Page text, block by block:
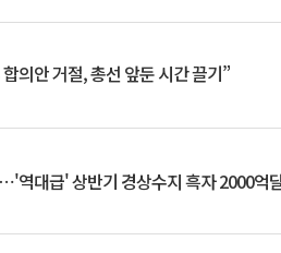
의안 거절, 총선 앞둔 시간 끌기”
역대급' 상반기 경상수지 흑자 2000억